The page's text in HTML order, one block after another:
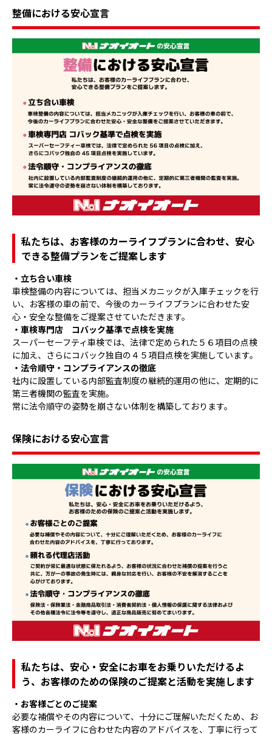
整備における安心宣言
私たちは、お客様のカーライフプランに合わせ、安心
できる整備プランをご提案します
・立ち合い車検
車検整備の内容については、担当メカニックが入庫チェックを行
い、お客様の車の前で、今後のカーライフプランに合わせた安
心・安全な整備をご提案させていただきます。
・車検専門店 コバック基準で点検を実施
スーパーセーフティ車検では、法律で定められた５６項目の点検
に加え、さらにコバック独自の４５項目点検を実施しています。
・法令順守・コンプライアンスの徹底
社内に設置している内部監査制度の継続的運用の他に、定期的に
第三者機関の監査を実施。
常に法令順守の姿勢を崩さない体制を構築しております。
保険における安心宣言
私たちは、安心・安全にお車をお乗りいただけるよ
う、お客様のための保険のご提案と活動を実施します
・お客様ごとのご提案
必要な補償やその内容について、十分にご理解いただくため、お
客様のカーライフに合わせた内容のアドバイスを、丁寧に行って